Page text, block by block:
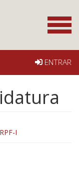
ENTRAR
I